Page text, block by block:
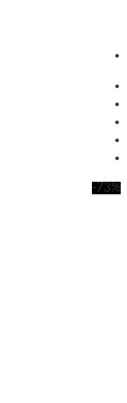
-73%